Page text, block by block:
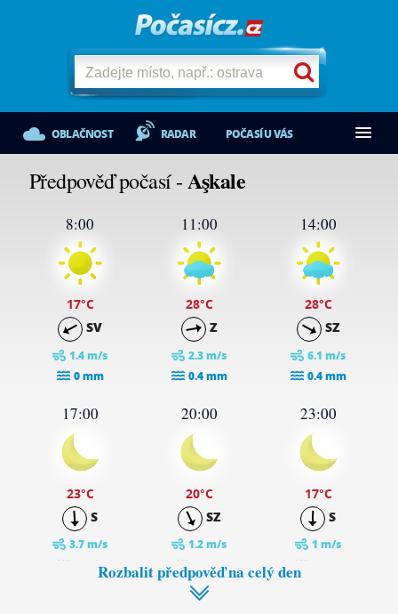
OBLAČNOST RADAR POČASÍ U VÁS
Předpověď počasí -Aşkale
8:00
17°C
SV
1.4 m/s
0 mm
11:00
28°C
Z
2.3 m/s
0.4 mm
14:00
28°C
SZ
6.1 m/s
0.4 mm
17:00
23°C
S
3.7 m/s
0 mm
20:00
20°C
SZ
1.2 m/s
0 mm
23:00
17°C
S
1 m/s
Rozbalit předpověď na celý den